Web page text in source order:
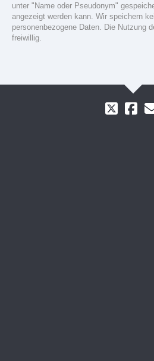
unter "Name oder Pseudonym"
angezeigt werden kann. Wir speichern
personenbezogene Daten. Die Nutzung
freiwillig.